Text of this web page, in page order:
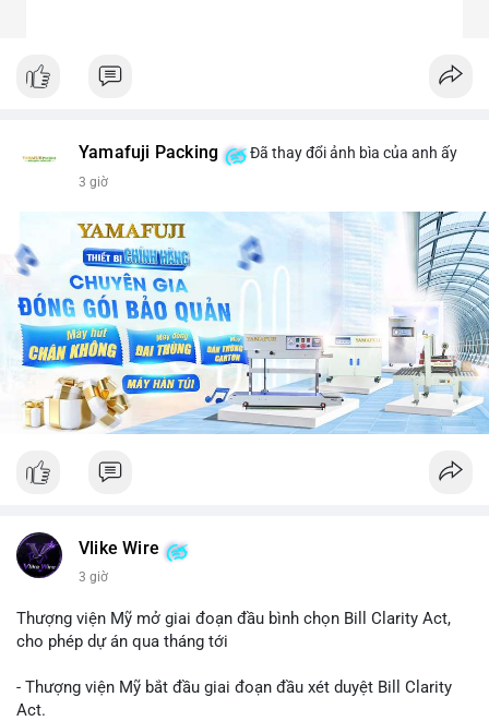
Yamafuji Packing Đã thay đổi ảnh bìa của anh ấy
3 giờ
Vlike Wire
3 giờ
Thượng viện Mỹ mở giai đoạn đầu bình chọn Bill Clarity Act,
cho phép dự án qua tháng tới
- Thượng viện Mỹ bắt đầu giai đoạn đầu xét duyệt Bill Clarity
Act.